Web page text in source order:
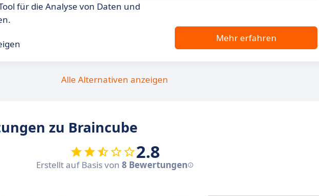
für die Analyse von Daten und
Mehr erfahren
Alle Alternativen anzeigen
zu Braincube
2.8
Erstellt auf Basis von 8 Bewertungen